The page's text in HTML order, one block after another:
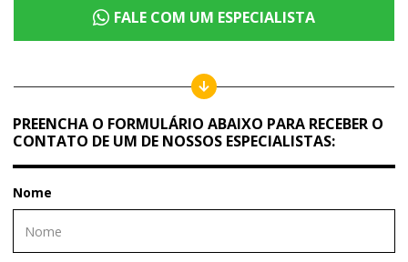
FALE COM UM ESPECIALISTA
PREENCHA O FORMULÁRIO ABAIXO PARA RECEBER O
CONTATO DE UM DE NOSSOS ESPECIALISTAS:
Nome